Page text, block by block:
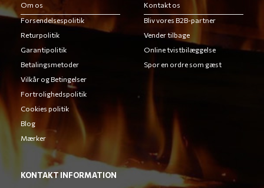
Om os
Forsendelsespolitik
Returpolitik
Garantipolitik
Betalingsmetoder
Vilkår og Betingelser
Fortrolighedspolitik
Cookies politik
Blog
Mærker
Kontakt os
Bliv vores B2B-partner
Vender tilbage
Online tvistbilæggelse
Spor en ordre som gæst
KONTAKT INFORMATION